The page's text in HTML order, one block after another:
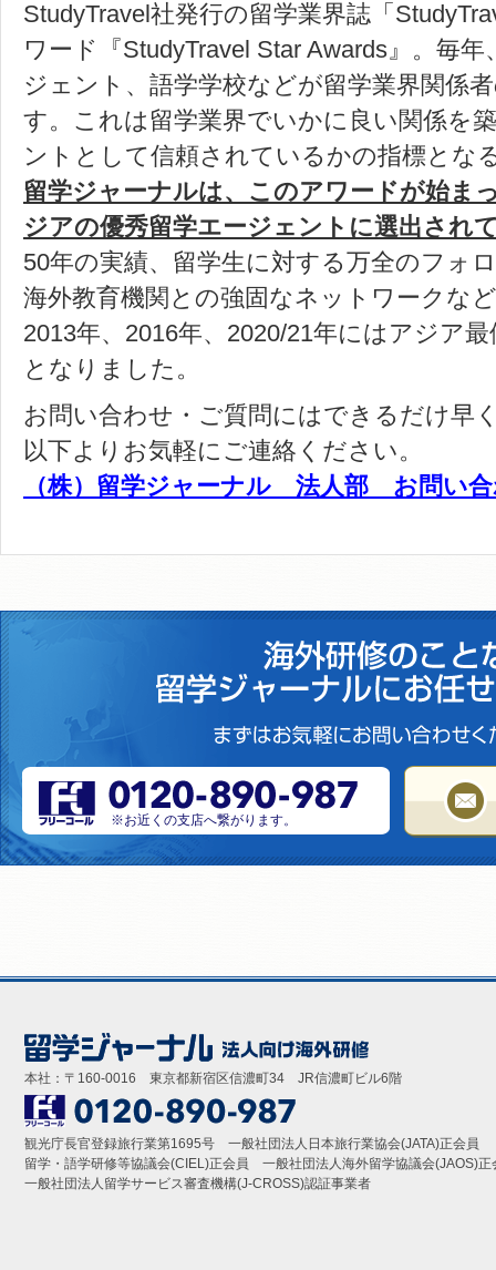
StudyTravel社発行の留学業界誌「
ワード『StudyTravel Star Awards』。毎
ジェント、語学学校などが留学業界関係
す。これは留学業界でいかに良い関係を
ントとして信頼されているかの指標とな
留学ジャーナルは、このアワードが始ま
ジアの優秀留学エージェントに選出され
50年の実績、留学生に対する万全のフォ
海外教育機関との強固なネットワークな
2013年、2016年、2020/21年にはアジア
となりました。
お問い合わせ・ご質問にはできるだけ早
以下よりお気軽にご連絡ください。
（株）留学ジャーナル 法人部 お問い
※お近くの支店へ繋がります。
本社：〒160-0016 東京都新宿区信濃町34 JR信濃町ビル6階
観光庁長官登録旅行業第1695号 一般社団法人日本旅行業協会(JATA)正会員
留学・語学研修等協議会(CIEL)正会員 一般社団法人海外留学協議会(JAOS)正
一般社団法人留学サービス審査機構(J-CROSS)認証事業者